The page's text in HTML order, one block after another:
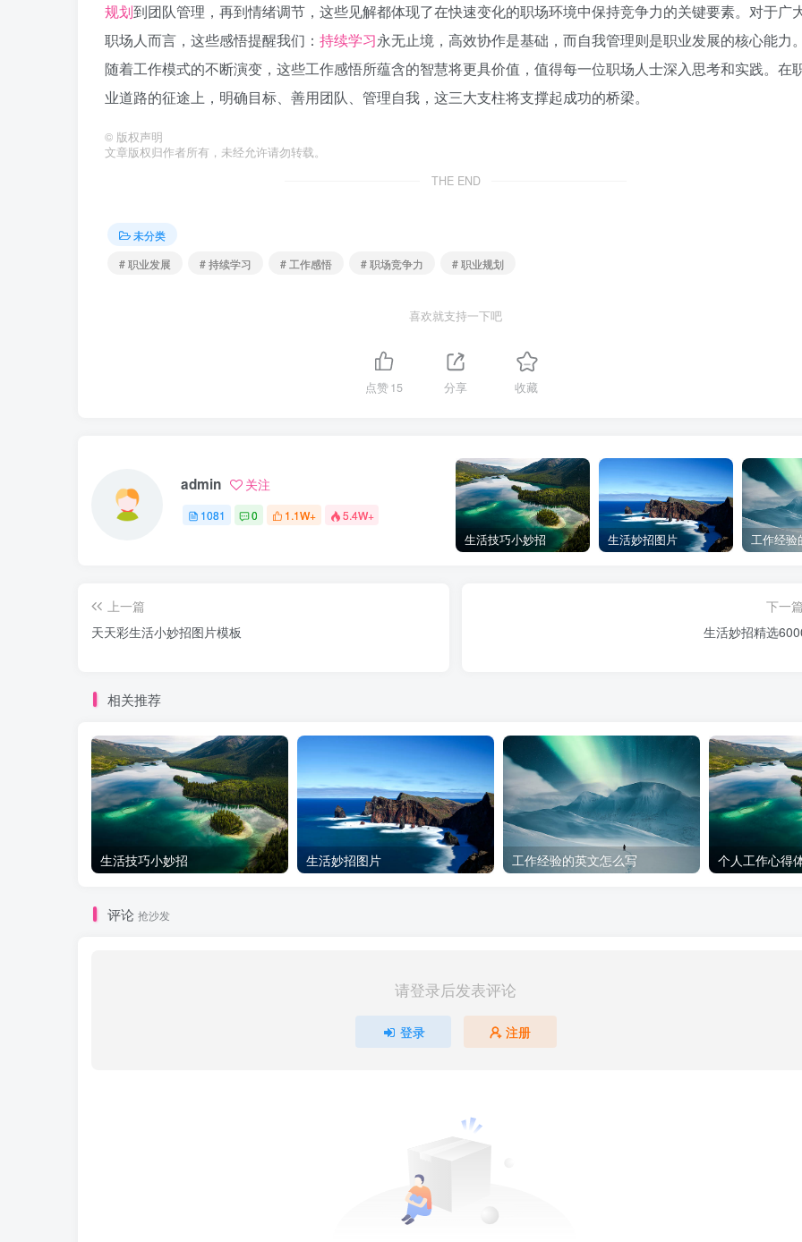
规划到团队管理，再到情绪调节，这些见解都体现了在快速变化的职场环境中保持竞争力的关键要素。对于广
职场人而言，这些感悟提醒我们： 持续学习永无止境，高效协作是基础，而自我管理则是职业发展的核心能力
随着工作模式的不断演变，这些工作感悟所蕴含的智慧将更具价值，值得每一位职场人士深入思考和实践。在
业道路的征途上，明确目标、善用团队、管理自我，这三大支柱将支撑起成功的桥梁。
© 版权声明
文章版权归作者所有，未经允许请勿转载。
THE END
未分类
# 职业发展
# 持续学习 # 工作感悟 # 职场竞争力 # 职业规划
喜欢就支持一下吧
点赞15 分享 收藏
admin 关注
1081 0 1.1W+ 5.4W+
生活技巧小妙招 生活妙招图片 工作经验
上一篇
天天彩生活小妙招图片模板
下一
生活妙招精选
相关推荐
生活技巧小妙招 生活妙招图片 工作经验的英文怎么写 个人工作心得
评论 抢沙发
请登录后发表评论
登录 注册